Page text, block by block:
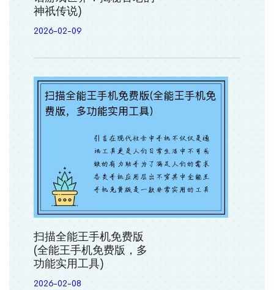
神祇传说)
2026-02-09
扫描全能王手机免费版
(全能王手机免费版，多
功能实用工具)
2026-02-08